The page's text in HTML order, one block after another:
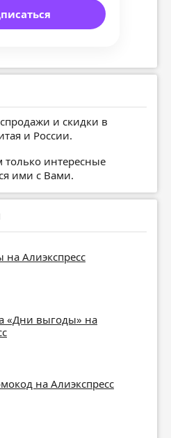
и скидки в
и России.
интересные
ими с Вами.
на Алиэкспресс
«Дни выгоды» на
на Алиэкспресс